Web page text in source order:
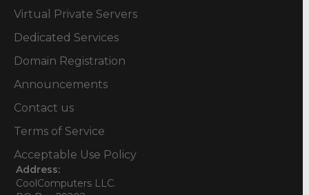
Virtual Private Servers
Dedicated Services
Domain Registration
Announcements
Contact us
Terms of Service
Acceptable Use Policy
Address:
CoolComputers LLC.